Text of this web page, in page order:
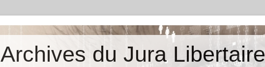
Archives du Jura Libertaire